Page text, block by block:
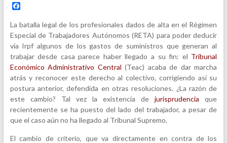
F
c
e
b
o
o
k
La batalla legal de los profesionales dados de alta en el Régimen
Especial de Trabajadores Autónomos (RETA) para poder deducir
vía Irpf algunos de los gastos de suministros que generan al
trabajar desde casa parece haber llegado a su fin: el Tribunal
Económico Administrativo Central (Teac) acaba de dar marcha
atrás y reconocer este derecho al colectivo, corrigiendo así su
postura anterior, defendida en otras resoluciones. ¿La razón de
este cambio? Tal vez la existencia dejurisprudencia que
recientemente se ha puesto del lado del trabajador, a pesar de
que el caso aún no ha llegado al Tribunal Supremo.
El cambio de criterio, que va directamente en contra de los